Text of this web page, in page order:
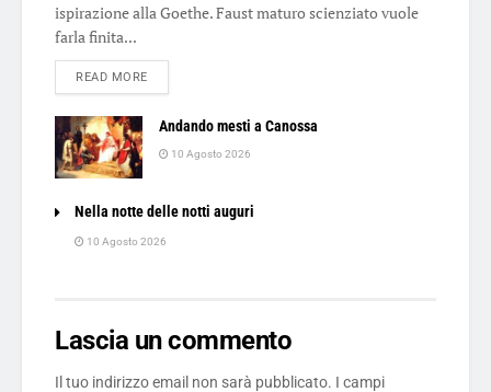
ispirazione alla Goethe. Faust maturo scienziato vuole
farla finita...
READ MOREDETAILS
Andando mesti a Canossa
10 Agosto 2026
Nella notte delle notti auguri
10 Agosto 2026
Lascia un commento
Il tuo indirizzo email non sarà pubblicato. I campi